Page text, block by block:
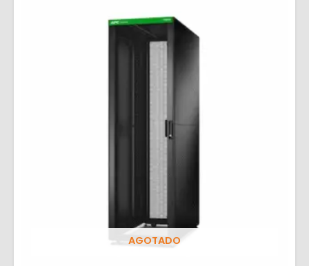
AGOTADO